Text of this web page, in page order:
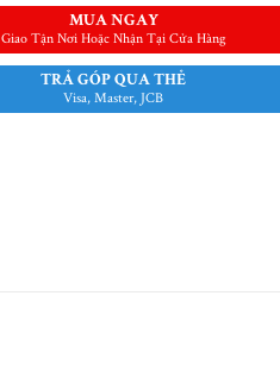
MUA NGAY
Giao Tận Nơi Hoặc Nhận Tại Cửa Hàng
TRẢ GÓP QUA THẺ
Visa, Master, JCB